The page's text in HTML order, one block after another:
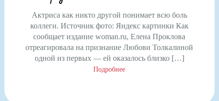
Актриса как никто другой понимает всю боль
коллеги. Источник фото: Яндекс картинки Как
сообщает издание woman.ru, Елена Проклова
отреагировала на признание Любови Толкалиной
одной из первых — ей оказалось близко […]
Подробнее